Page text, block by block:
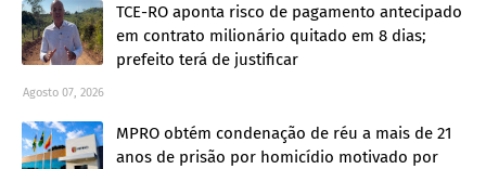
TCE-RO aponta risco de pagamento antecipado
em contrato milionário quitado em 8 dias;
prefeito terá de justificar
Agosto 07, 2026
MPRO obtém condenação de réu a mais de 21
anos de prisão por homicídio motivado por